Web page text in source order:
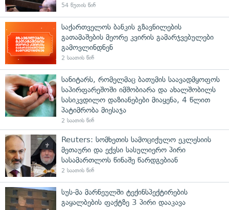
54 წუთის წინ
საქართველოს ბანკის გზავნილების
გათამაშების მეორე კვირის გამარჯვებულები
გამოვლინდნენ
2 საათის წინ
სანიტარს, რომელმაც ბათუმის საავადმყოფოს
საპირფარეშოში იმშობიარა და ახალშობილს
სასიკვდილო დაზიანებები მიაყენა, 4 წლით
პატიმრობა მიესაჯა
2 საათის წინ
Reuters: სომხეთის სამოციქულო ეკლესიის
მეთაური და ექვსი სასულიერო პირი
სასამართლოს წინაშე წარდგებიან
2 საათის წინ
სუს-მა მარნეულში ტექინსპექტირების
გაყალბების ფაქტზე 3 პირი დააკავა